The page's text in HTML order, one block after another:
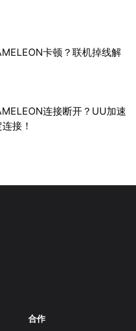
卡顿？联机掉线解
连接断开？UU加速
接！
合作